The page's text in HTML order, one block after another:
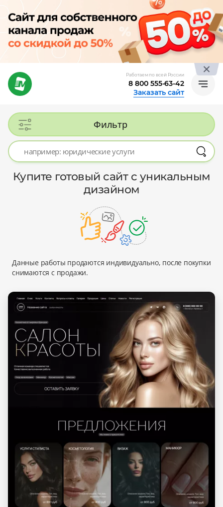
Работаем по всей России
8 800 555-63-42
Заказать сайт
Фильтр
Купите готовый сайт с уникальным
дизайном
Данные работы продаются индивидуально, после покупки
снимаются с продажи.